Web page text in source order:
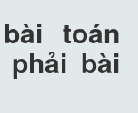
toán
bài